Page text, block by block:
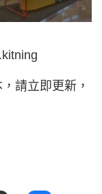
請立即更新，